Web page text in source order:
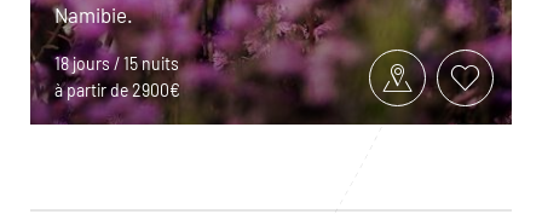
Namibie.
18 jours / 15 nuits
à partir de 2900€